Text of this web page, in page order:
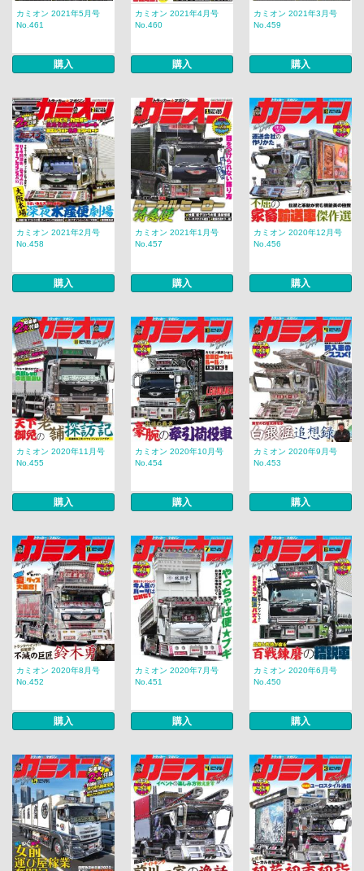
カミオン 2021年5月号
No.461
購入
カミオン 2021年4月号
No.460
購入
カミオン 2021年3月号
No.459
購入
カミオン 2021年2月号
No.458
購入
カミオン 2021年1月号
No.457
購入
カミオン 2020年12月号
No.456
購入
カミオン 2020年11月号
No.455
購入
カミオン 2020年10月号
No.454
購入
カミオン 2020年9月号
No.453
購入
カミオン 2020年8月号
No.452
購入
カミオン 2020年7月号
No.451
購入
カミオン 2020年6月号
No.450
購入